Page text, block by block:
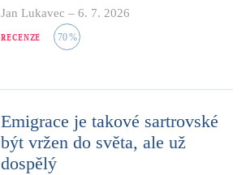
Jan Lukavec – 6. 7. 2026
RECENZE 70%
Emigrace je takové sartrovské
být vržen do světa, ale už
dospělý